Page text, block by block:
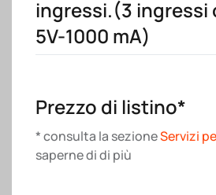
ingressi.(3 ingressi
5V-1000 mA)
Prezzo di listino*
* consulta la sezioneServizi
saperne di di più